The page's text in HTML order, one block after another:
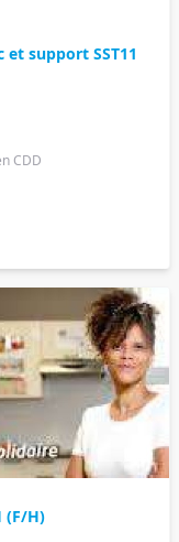
support SST11
CDD
(F/H)